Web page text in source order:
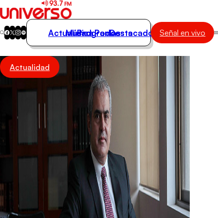
Actualidad
Música
Actualidad
Música
Programas
Podcasts
Destacados Señal en vivo
Actualidad